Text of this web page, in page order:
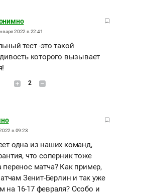
2022 в 22:41
тест -это такой
которого вызывает
2
в 09:23
одна из наших команд,
что соперник тоже
перенос матча? Как пример,
Зенит-Берлин и так уже
на 16-17 февраля? Особо и